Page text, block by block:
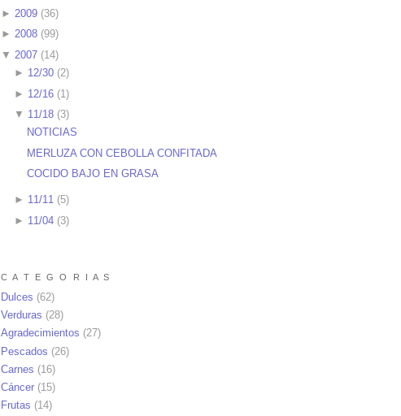
► 2009 (36)
► 2008 (99)
▼ 2007 (14)
► 12/30(2)
► 12/16(1)
▼ 11/18(3)
NOTICIAS
MERLUZA CON CEBOLLA CONFITADA
COCIDO BAJO EN GRASA
► 11/11(5)
► 11/04(3)
C A T E G O R I A S
Dulces (62)
Verduras (28)
Agradecimientos (27)
Pescados (26)
Carnes (16)
Cáncer (15)
Frutas (14)